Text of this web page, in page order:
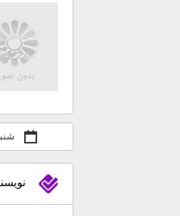
شنبه ۱۷